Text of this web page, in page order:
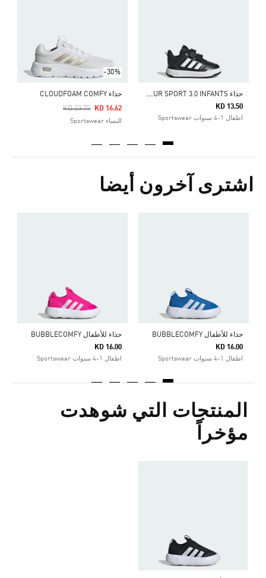
ح
ذاء TENSAUR SPORT 3.0 INFANTS
KD 13.50
اطفال 1-4 سنوات Sportswear
-30%
حذاء CLOUDFOAM COMFY
Price Reduced From
KD 23.75
To KD 16.62
النساء Sportswear
اشترى آخرون أيضا
حذاء للأطفال BUBBLECOMFY
KD 16.00
اطفال 1-4 سنوات Sportswear
حذاء للأطفال BUBBLECOMFY
KD 16.00
اطفال 1-4 سنوات Sportswear
المنتجات التي شوهدت
مؤخراً